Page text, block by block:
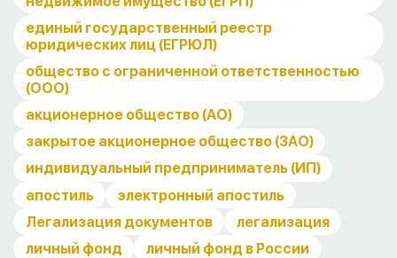
единый государственный реестр
юридических лиц (ЕГРЮЛ)
общество с ограниченной ответственностью
(ООО)
акционерное общество (АО)
закрытое акционерное общество (ЗАО)
индивидуальный предприниматель (ИП)
апостиль
электронный апостиль
Легализация документов
легализация
личный фонд
личный фонд в России